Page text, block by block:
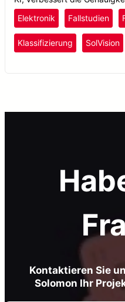
die Effizienz mit unserem
Visionssystem.
Elektronik Fallstudien
Klassifizierung SolVision
Kontaktieren Sie
Solomon Ihr